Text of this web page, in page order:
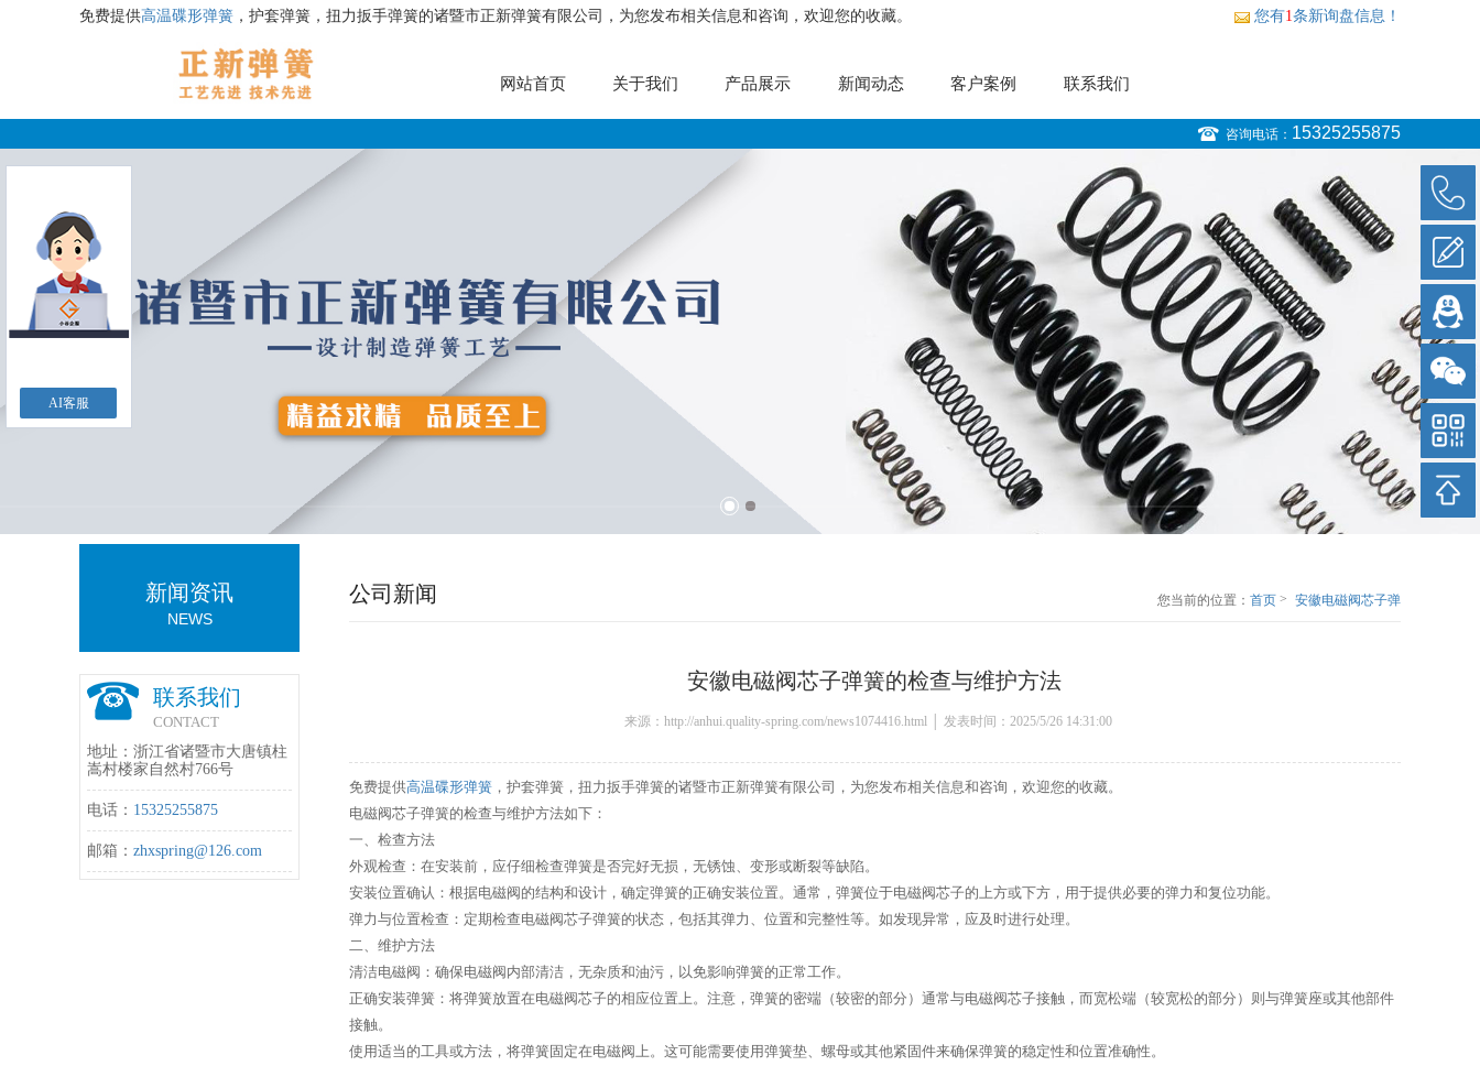
免费提供高温碟形弹簧 ，护套弹簧，扭力扳手弹簧的诸暨市正新弹簧有限公司，为您发布相关信息和咨询，欢迎您的收藏。 您有1条新询盘信息！
网站首页 关于我们 产品展示 新闻动态 客户案例 联系我们
咨询电话： 15325255875
新闻资讯
NEWS
联系我们
CONTACT
地址：浙江省诸暨市大唐镇柱
嵩村楼家自然村766号
电话： 15325255875
邮箱： zhxspring@126.com
公司新闻 您当前的位置： 首页 > 安徽电磁阀芯子弹
安徽电磁阀芯子弹簧的检查与维护方法
来源：http://anhui.quality-spring.com/news1074416.html │ 发表时间：2025/5/26 14:31:00
免费提供高温碟形弹簧，护套弹簧，扭力扳手弹簧的诸暨市正新弹簧有限公司，为您发布相关信息和咨询，欢迎您的收藏。
电磁阀芯子弹簧的检查与维护方法如下：
一、检查方法
外观检查：在安装前，应仔细检查弹簧是否完好无损，无锈蚀、变形或断裂等缺陷。
安装位置确认：根据电磁阀的结构和设计，确定弹簧的正确安装位置。通常，弹簧位于电磁阀芯子的上方或下方，用于提供必要的弹力和复位功能。
弹力与位置检查：定期检查电磁阀芯子弹簧的状态，包括其弹力、位置和完整性等。如发现异常，应及时进行处理。
二、维护方法
清洁电磁阀：确保电磁阀内部清洁，无杂质和油污，以免影响弹簧的正常工作。
正确安装弹簧：将弹簧放置在电磁阀芯子的相应位置上。注意，弹簧的密端（较密的部分）通常与电磁阀芯子接触，而宽松端（较宽松的部分）则与弹簧座或其他部件
接触。
使用适当的工具或方法，将弹簧固定在电磁阀上。这可能需要使用弹簧垫、螺母或其他紧固件来确保弹簧的稳定性和位置准确性。
AI客服